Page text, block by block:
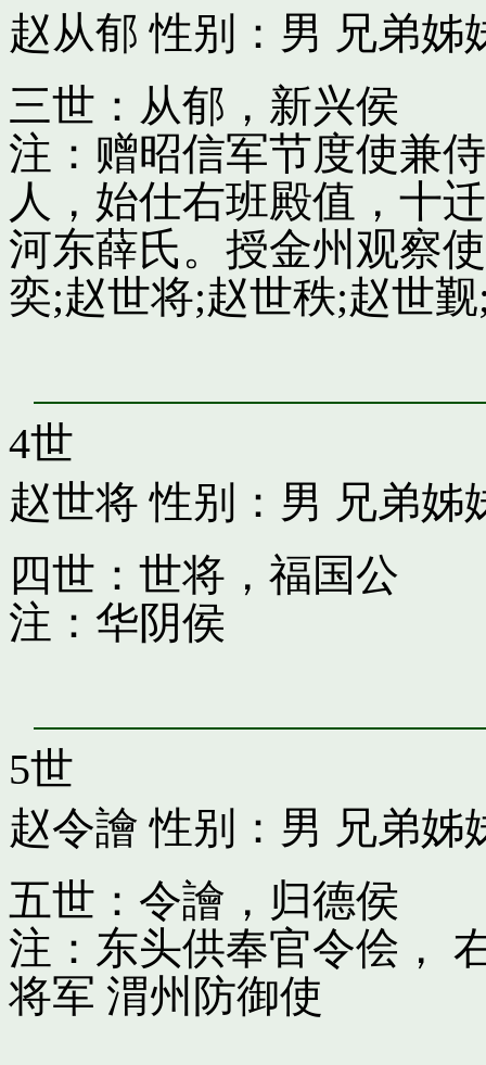
赵从郁 性别：男 兄弟姊
三世：从郁，新兴侯
注：赠昭信军节度使兼
人，始仕右班殿值，十
河东薛氏。授金州观察
奕;赵世将;赵世秩;赵世
4世
赵世将 性别：男 兄弟姊
四世：世将，福国公
注：华阴侯
5世
赵令譮 性别：男 兄弟姊
五世：令譮，归德侯
注：东头供奉官令侩，
将军 渭州防御使